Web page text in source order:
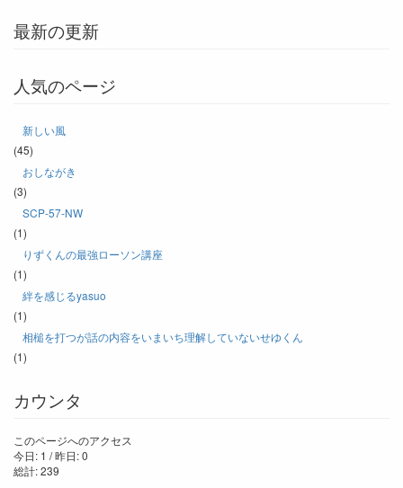
最新の更新
人気のページ
新しい風
(45)
おしながき
(3)
SCP-57-NW
(1)
りずくんの最強ローソン講座
(1)
絆を感じるyasuo
(1)
相槌を打つが話の内容をいまいち理解していないせゆくん
(1)
カウンタ
このページへのアクセス
今日: 1 / 昨日: 0
総計: 239